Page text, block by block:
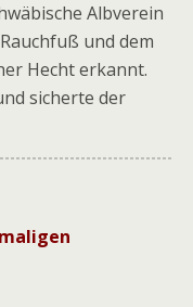
Albverein
und dem
Hecht erkannt.
sicherte der